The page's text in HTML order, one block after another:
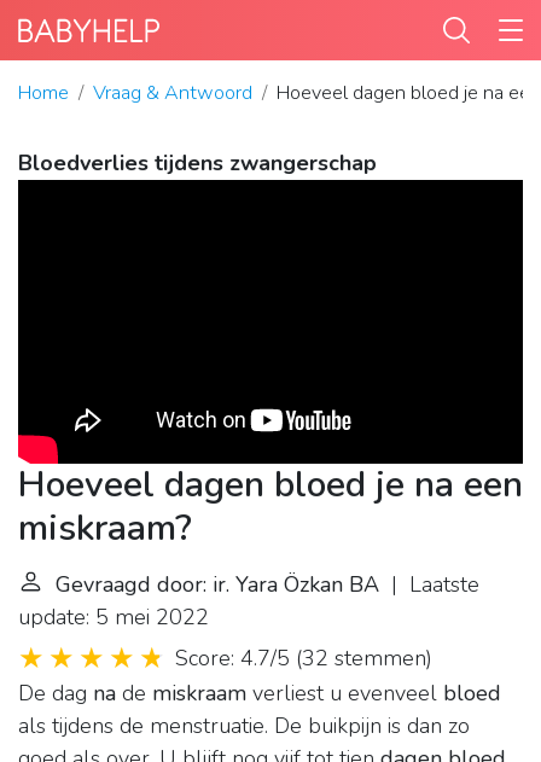
Home Vraag & Antwoord Hoeveel dagen bloed je na
Bloedverlies tijdens zwangerschap
Hoeveel dagen bloed je na een
miskraam?
Gevraagd door: ir. Yara Özkan BA | Laatste
update: 5 mei 2022
Score: 4.7/5 (32 stemmen)
De dag na de miskraam verliest u evenveel bloed
als tijdens de menstruatie. De buikpijn is dan zo